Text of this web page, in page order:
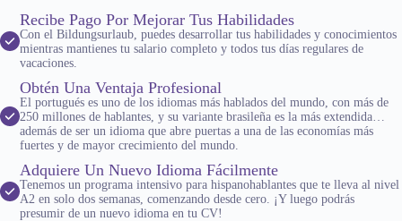
Recibe Pago Por Mejorar Tus Habilidades
Con el Bildungsurlaub, puedes desarrollar tus habilidades y conocimientos
mientras mantienes tu salario completo y todos tus días regulares de
vacaciones.
Obtén Una Ventaja Profesional
El portugués es uno de los idiomas más hablados del mundo, con más de
250 millones de hablantes, y su variante brasileña es la más extendida…
además de ser un idioma que abre puertas a una de las economías más
fuertes y de mayor crecimiento del mundo.
Adquiere Un Nuevo Idioma Fácilmente
Tenemos un programa intensivo para hispanohablantes que te lleva al nivel
A2 en solo dos semanas, comenzando desde cero. ¡Y luego podrás
presumir de un nuevo idioma en tu CV!